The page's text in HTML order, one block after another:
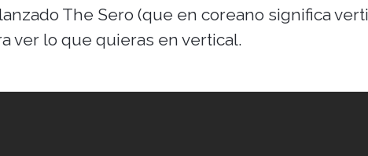
The Sero (que en coreano significa
ver lo que quieras en vertical.